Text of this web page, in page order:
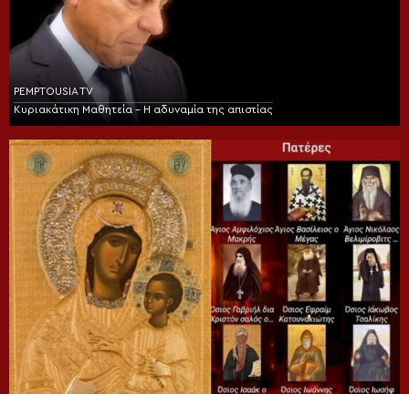
PEMPTOUSIA TV
Κυριακάτικη Μαθητεία – Η αδυναμία της απιστίας